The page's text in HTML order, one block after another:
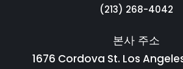
(213) 268-4042
본사 주소
1676 Cordova St. Los